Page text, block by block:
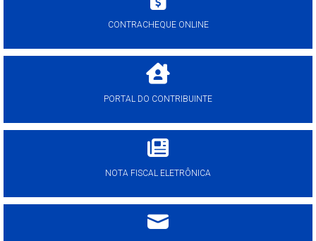
CONTRACHEQUE ONLINE
PORTAL DO CONTRIBUINTE
NOTA FISCAL ELETRÔNICA